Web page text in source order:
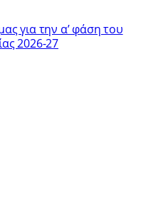
για την α’ φάση του
2026-27